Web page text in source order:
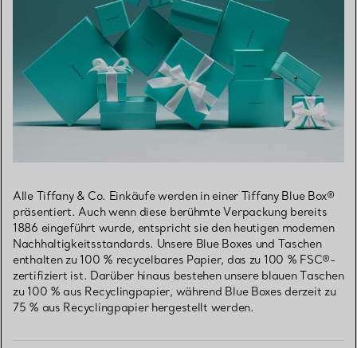
Alle Tiffany & Co. Einkäufe werden in einer Tiffany Blue Box®
präsentiert. Auch wenn diese berühmte Verpackung bereits
1886 eingeführt wurde, entspricht sie den heutigen modernen
Nachhaltigkeitsstandards. Unsere Blue Boxes und Taschen
enthalten zu 100 % recycelbares Papier, das zu 100 % FSC®-
zertifiziert ist. Darüber hinaus bestehen unsere blauen Taschen
zu 100 % aus Recyclingpapier, während Blue Boxes derzeit zu
75 % aus Recyclingpapier hergestellt werden.